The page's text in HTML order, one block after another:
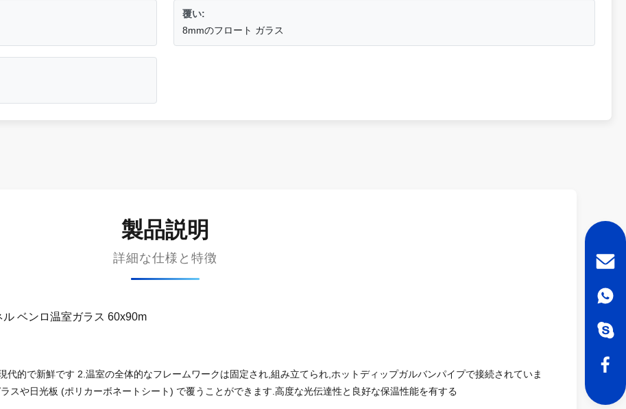
覆い:
8mmのフロート ガラス
製品説明
詳細な仕様と特徴
ベンロ温室ガラス 60x90m
代的で新鮮です 2.温室の全体的なフレームワークは固定され,組み立てられ,ホットディップガルバンパイプで接続されていま
スや日光板 (ポリカーボネートシート) で覆うことができます.高度な光伝達性と良好な保温性能を有する